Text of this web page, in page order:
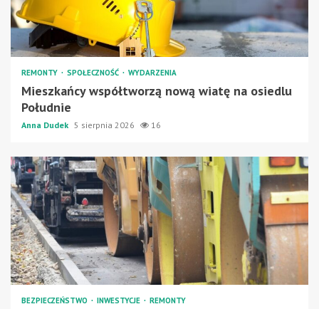
REMONTY SPOŁECZNOŚĆ WYDARZENIA
Mieszkańcy współtworzą nową wiatę na osiedlu
Południe
Anna Dudek 5 sierpnia 2026 16
BEZPIECZEŃSTWO INWESTYCJE REMONTY